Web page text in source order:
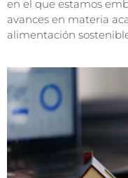
en el que estamos
avances en materia
alimentación